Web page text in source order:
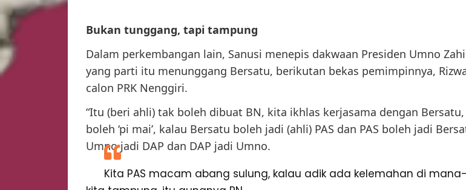
Bukan tunggang, tapi tampung
Dalam perkembangan lain, Sanusi menepis dakwaan Presiden Umno
yang parti itu menunggang Bersatu, berikutan bekas pemimpinnya,
calon PRK Nenggiri.
“Itu (beri ahli) tak boleh dibuat BN, kita ikhlas kerjasama dengan
boleh ‘pi mai’, kalau Bersatu boleh jadi (ahli) PAS dan PAS boleh jadi
Umno jadi DAP dan DAP jadi Umno.
Kita PAS macam abang sulung, kalau adik ada kelemahan di